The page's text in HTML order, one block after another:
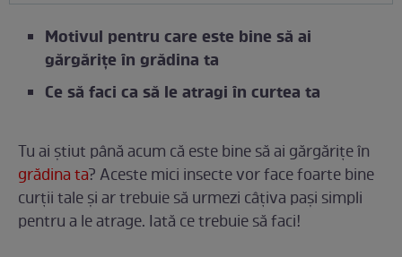
Motivul pentru care este bine să ai
gărgărițe în grădina ta
Ce să faci ca să le atragi în curtea ta
Tu ai știut până acum că este bine să ai gărgărițe în
grădina ta? Aceste mici insecte vor face foarte bine
curții tale și ar trebuie să urmezi câțiva pași simpli
pentru a le atrage. Iată ce trebuie să faci!